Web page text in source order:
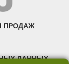
ПРОДАЖ
ДАННЫХ